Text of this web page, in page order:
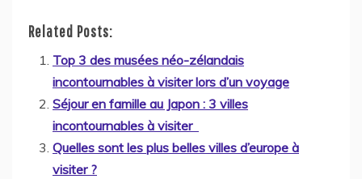
Related Posts:
Top 3 des musées néo-zélandais
incontournables à visiter lors d’un voyage
Séjour en famille au Japon : 3 villes
incontournables à visiter
Quelles sont les plus belles villes d’europe à
visiter ?